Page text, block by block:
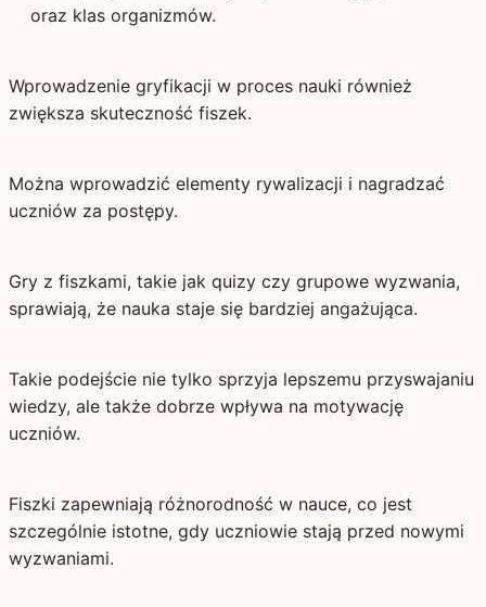
oraz klas organizmów.
Wprowadzenie gryfikacji w proces nauki również
zwiększa skuteczność fiszek.
Można wprowadzić elementy rywalizacji i nagradzać
uczniów za postępy.
Gry z fiszkami, takie jak quizy czy grupowe wyzwania,
sprawiają, że nauka staje się bardziej angażująca.
Takie podejście nie tylko sprzyja lepszemu przyswajaniu
wiedzy, ale także dobrze wpływa na motywację
uczniów.
Fiszki zapewniają różnorodność w nauce, co jest
szczególnie istotne, gdy uczniowie stają przed nowymi
wyzwaniami.